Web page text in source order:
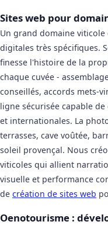
Sites web pour
Un grand domaine viticole
digitales très spécifiques.
finesse l'histoire de la
chaque cuvée -
conseillés, accords mets-
ligne sécurisée capable
et internationales. La
terrasses, cave voûtée,
soleil provençal. Nous
viticoles qui allient
visuelle et performance
de création de sites web
Oenotourisme :